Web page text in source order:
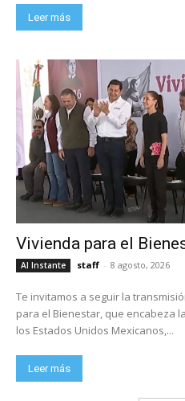
Leer más
Vivienda para el
Al Instante staff - 8 agosto, 2026
Te invitamos a seguir la
para el Bienestar, que encabeza
los Estados Unidos Mexicanos,...
Leer más